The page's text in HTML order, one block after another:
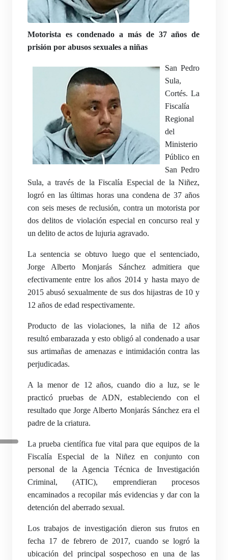
Motorista es condenado a más de 37 años de
prisión por abusos sexuales a niñas
San Pedro
Sula,
Cortés. La
Fiscalía
Regional
del
Ministerio
Público en
San Pedro
Sula, a través de la Fiscalía Especial de la Niñez,
logró en las últimas horas una condena de 37 años
con seis meses de reclusión, contra un motorista por
dos delitos de violación especial en concurso real y
un delito de actos de lujuria agravado.
La sentencia se obtuvo luego que el sentenciado,
Jorge Alberto Monjarás Sánchez admitiera que
efectivamente entre los años 2014 y hasta mayo de
2015 abusó sexualmente de sus dos hijastras de 10 y
12 años de edad respectivamente.
Producto de las violaciones, la niña de 12 años
resultó embarazada y esto obligó al condenado a usar
sus artimañas de amenazas e intimidación contra las
perjudicadas.
A la menor de 12 años, cuando dio a luz, se le
practicó pruebas de ADN, estableciendo con el
resultado que Jorge Alberto Monjarás Sánchez era el
padre de la criatura.
La prueba científica fue vital para que equipos de la
Fiscalía Especial de la Niñez en conjunto con
personal de la Agencia Técnica de Investigación
Criminal, (ATIC), emprendieran procesos
encaminados a recopilar más evidencias y dar con la
detención del aberrado sexual.
Los trabajos de investigación dieron sus frutos en
fecha 17 de febrero de 2017, cuando se logró la
ubicación del principal sospechoso en una de las